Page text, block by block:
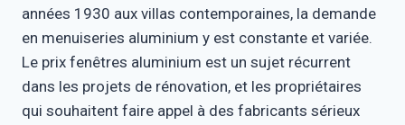
années 1930 aux villas contemporaines, la demande
en menuiseries aluminium y est constante et variée.
Le prix fenêtres aluminium est un sujet récurrent
dans les projets de rénovation, et les propriétaires
qui souhaitent faire appel à des fabricants sérieux